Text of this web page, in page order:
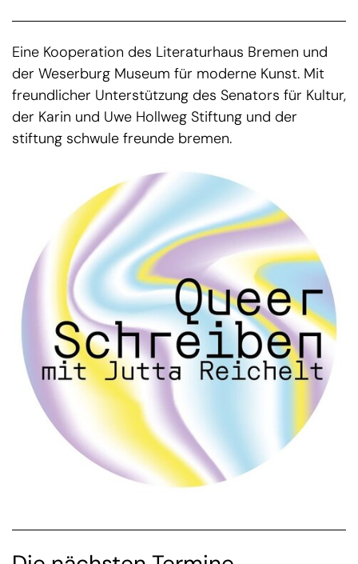
Eine Kooperation des Literaturhaus Bremen und
der Weserburg Museum für moderne Kunst. Mit
freundlicher Unterstützung des Senators für Kultur,
der Karin und Uwe Hollweg Stiftung und der
stiftung schwule freunde bremen.